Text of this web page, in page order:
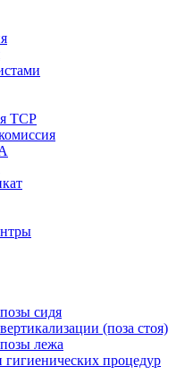
ТСР
сидя
(поза стоя)
лежа
процедур